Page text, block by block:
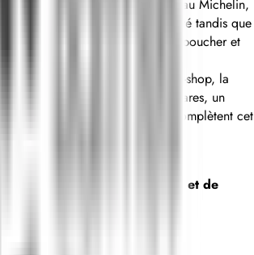
gastronomique 1 étoile au Michelin,
régionale de grande qualité tandis que
Savoyard déclinent pièces du boucher et
une ambiance décontractée.
apprécieront les services du pro-shop, la
du spa. Enfin, un fumoir à cigares, un
de jeux consacré à la famille complètent cet
du corps et de l'esprit.
d'être membre de Relais &
internationale d'hôtels et de